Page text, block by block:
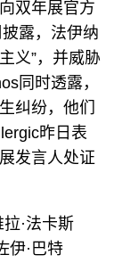
双年展官方
露，法伊纳
义”，并威胁
同时透露，
纠纷，他们
昨日表
发言人处证
·法卡斯
伊·巴特